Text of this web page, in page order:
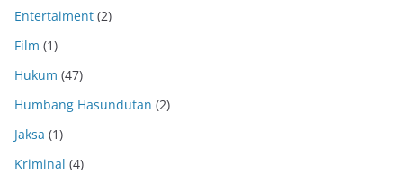
Entertaiment (2)
Film (1)
Hukum (47)
Humbang Hasundutan (2)
Jaksa (1)
Kriminal (4)